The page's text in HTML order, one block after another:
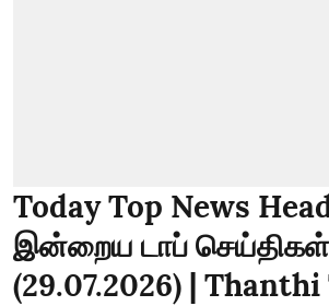
Today Top News
இன்றைய டாப் செய்திகள்
(29.07.2026) | Thanthi